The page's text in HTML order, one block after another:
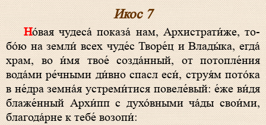
Икос 7
Но́вая чу­де­са́ по­ка­за́ нам, Архистрати́же, то­
бо́ю на зем­ли́ всех чу­де́с Тво­ре́ц и Вла­ды́­ка, ег­да́
храм, во и́мя твое́ созда́нный, от потопле́ния
вода́ми ре́чными ди́в­но спасл еси́, струя́м пото́ка
в не́дра зем­на́я устреми́тися повеле́вый: е́же ви́­дя
бла­же́н­ный Архи́пп с духо́вными ча́ды свои́ми,
бла­го­да́р­не к те­бе́ возо­пи́: